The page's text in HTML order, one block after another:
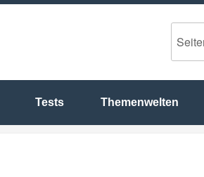
Tests Themenwelten